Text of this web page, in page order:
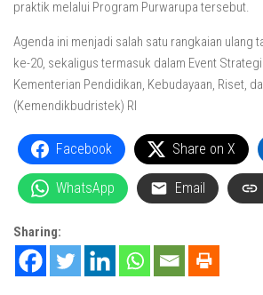
praktik melalui Program Purwarupa tersebut.
Agenda ini menjadi salah satu rangkaian ulang
ke-20, sekaligus termasuk dalam Event
Kementerian Pendidikan, Kebudayaan, Riset,
(Kemendikbudristek) RI
Facebook Share on X
WhatsApp Email
Sharing: